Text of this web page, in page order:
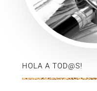
HOLA A TOD@S!